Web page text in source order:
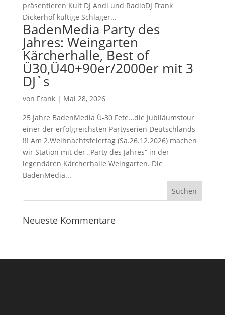
präsentieren Kult DJ Andi und RadioDJ Frank
Dickerhof kultige Schlager...
BadenMedia Party des
Jahres: Weingarten
Kärcherhalle, Best of
Ü30,Ü40+90er/2000er mit 3
DJ`s
von Frank| Mai 28, 2026
25 Jahre BadenMedia Ü-30 Fete…die Jubiläumstour
einer der erfolgreichsten Partyserien Deutschlands
!!! Am 2.Weihnachtsfeiertag (Sa.26.12.2026) machen
wir Station mit der „Party des Jahres“ in der
legendären Kärcherhalle Weingarten. Die
BadenMedia...
Neueste Kommentare